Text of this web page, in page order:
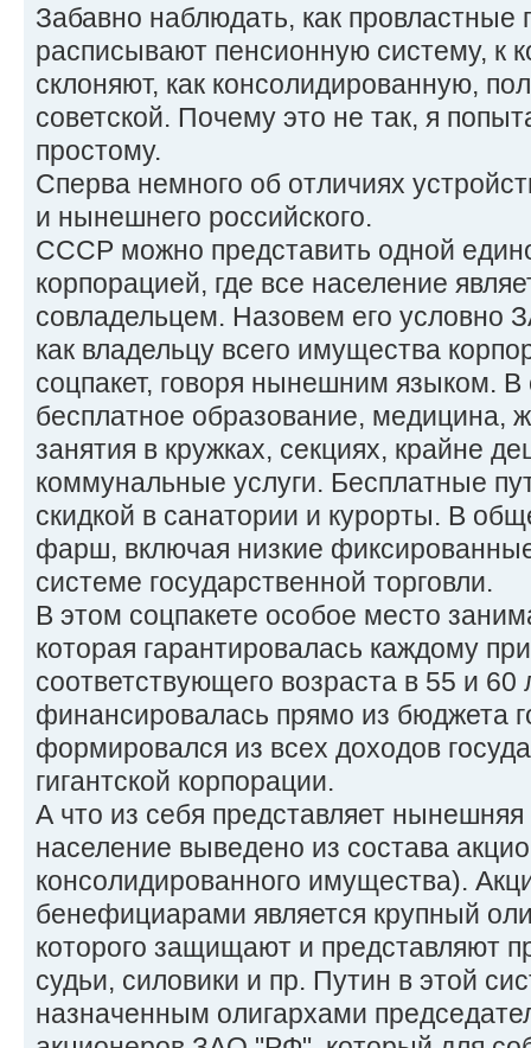
Забавно наблюдать, как провластные
расписывают пенсионную систему, к
склоняют, как консолидированную,
советской. Почему это не так, я
простому.
Сперва немного об отличиях
и нынешнего российского.
СССР можно представить одной
корпорацией, где все население
совладельцем. Назовем его условно
как владельцу всего имущества
соцпакет, говоря нынешним языком. В
бесплатное образование, медицина,
занятия в кружках, секциях, крайне
коммунальные услуги. Бесплатные
скидкой в санатории и курорты. В
фарш, включая низкие
системе государственной торговли.
В этом соцпакете особое место
которая гарантировалась каждому
соответствующего возраста в 55 и 60
финансировалась прямо из бюджета
формировался из всех доходов
гигантской корпорации.
А что из себя представляет
население выведено из состава
консолидированного имущества).
бенефициарами является крупный
которого защищают и представляют
судьи, силовики и пр. Путин в этой
назначенным олигархами